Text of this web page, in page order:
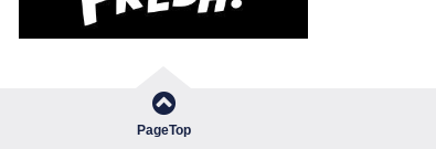
PageTop